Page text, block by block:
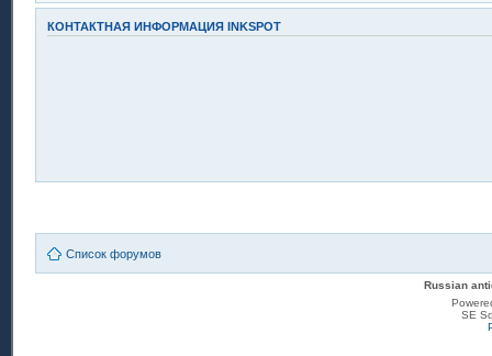
КОНТАКТНАЯ ИНФОРМАЦИЯ INKSPOT
Список форумов
Russian
SE